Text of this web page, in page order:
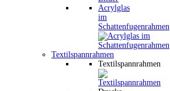
Acrylglas
im
Schattenfugenrahmen
Textilspannrahmen
Textilspannrahmen